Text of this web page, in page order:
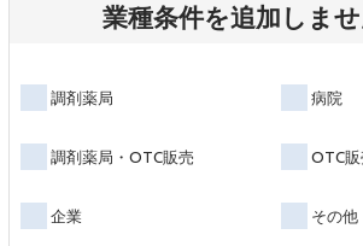
業種条件を追加しま
調剤薬局 病院
調剤薬局・OTC販売 OTC販
企業 その他